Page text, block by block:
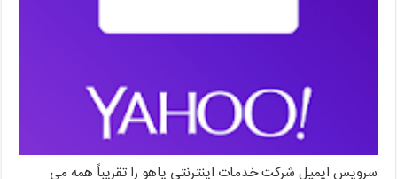
سرویس ایمیل شرکت خدمات اینترنتی یاهو را تقریباً همه می